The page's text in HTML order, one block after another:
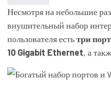
Несмотря на небольшие
внушительный набор
пользователя естьтри
10 Gigabit Ethernet, а